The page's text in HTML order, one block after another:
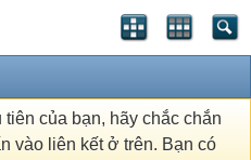
của bạn, hãy chắc chắn
vào liên kết ở trên. Bạn có